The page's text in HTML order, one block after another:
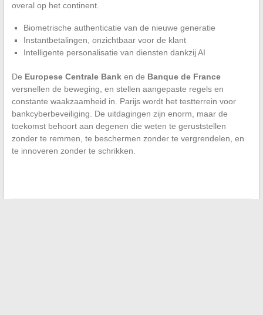
overal op het continent.
Biometrische authenticatie van de nieuwe generatie
Instantbetalingen, onzichtbaar voor de klant
Intelligente personalisatie van diensten dankzij AI
De Europese Centrale Banken de Banque de France
versnellen de beweging, en stellen aangepaste regels en
constante waakzaamheid in. Parijs wordt het testterrein voor
bankcyberbeveiliging. De uitdagingen zijn enorm, maar de
toekomst behoort aan degenen die weten te geruststellen
zonder te remmen, te beschermen zonder te vergrendelen, en
te innoveren zonder te schrikken.